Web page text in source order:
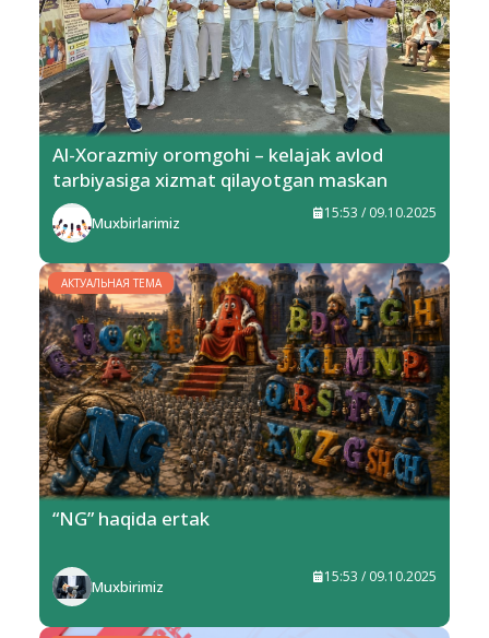
Al-Xorazmiy oromgohi – kelajak avlod
tarbiyasiga xizmat qilayotgan maskan
Muxbirlarimiz
15:53 / 09.10.2025
АКТУАЛЬНАЯ ТЕМА
“NG” haqida ertak
Muxbirimiz
15:53 / 09.10.2025